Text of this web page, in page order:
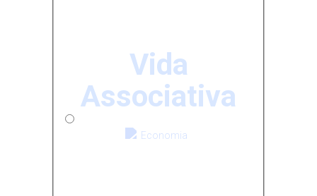
Vida
Associativa